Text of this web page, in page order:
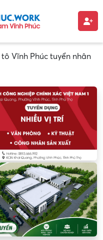
Vĩnh Phúc tuyển nhân